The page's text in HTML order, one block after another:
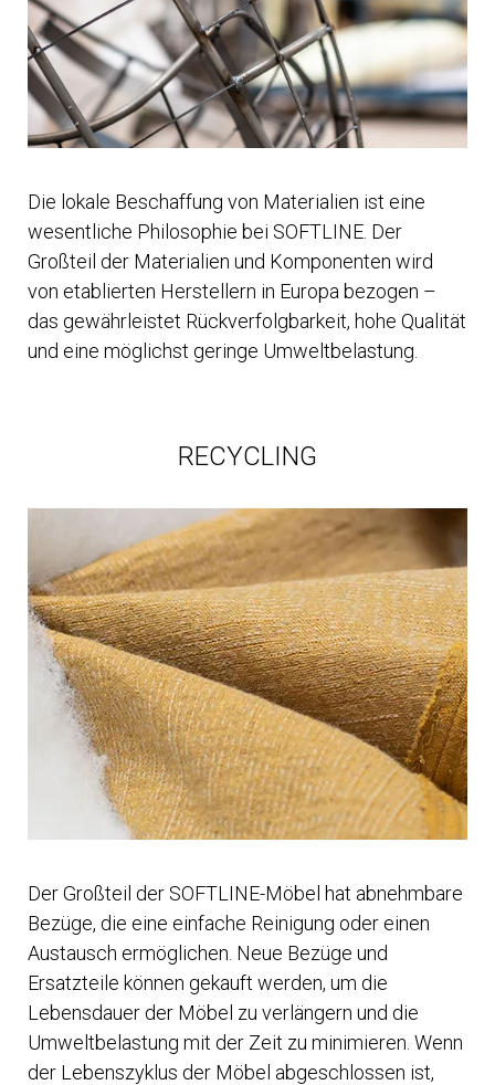
Die lokale Beschaffung von Materialien ist eine
wesentliche Philosophie bei SOFTLINE. Der
Großteil der Materialien und Komponenten wird
von etablierten Herstellern in Europa bezogen –
das gewährleistet Rückverfolgbarkeit, hohe Qualität
und eine möglichst geringe Umweltbelastung.
RECYCLING
Der Großteil der SOFTLINE-Möbel hat abnehmbare
Bezüge, die eine einfache Reinigung oder einen
Austausch ermöglichen. Neue Bezüge und
Ersatzteile können gekauft werden, um die
Lebensdauer der Möbel zu verlängern und die
Umweltbelastung mit der Zeit zu minimieren. Wenn
der Lebenszyklus der Möbel abgeschlossen ist,